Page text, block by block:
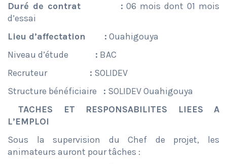
Duré de contrat : 06 mois dont 01 mois
d’essai
Lieu d’affectation
: Ouahigouya
Niveau d’étude
: BAC
Recruteur : SOLIDEV
Structure bénéficiaire
: SOLIDEV Ouahigouya
TACHES ET RESPONSABILITES LIEES A
L’EMPLOI
Sous la supervision du Chef de projet, les
animateurs auront pour tâches :